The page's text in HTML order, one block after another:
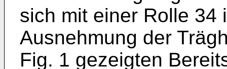
sich mit einer Rolle 34
Ausnehmung der
Fig. 1 gezeigten